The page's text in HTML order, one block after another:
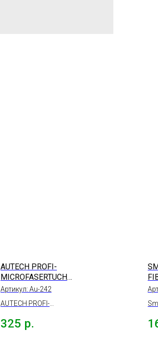
AUTECH PROFI-
MICROFASERTUCH
ПУРПУРНАЯ, 40*40СМ
Артикул: Au-242
AUTECH PROFI-
микрофибра салфетка
325 р.